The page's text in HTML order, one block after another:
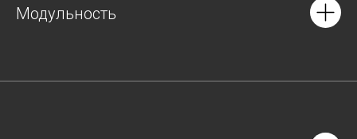
Модульность